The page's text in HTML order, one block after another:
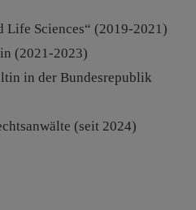
Life Sciences“ (2019-2021)
(2021-2023)
in der Bundesrepublik
(seit 2024)